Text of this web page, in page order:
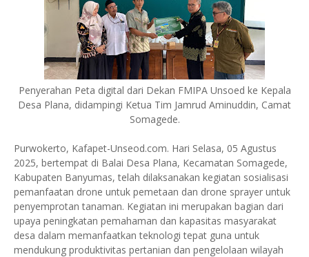
Penyerahan Peta digital dari Dekan FMIPA Unsoed ke Kepala
Desa Plana, didampingi Ketua Tim Jamrud Aminuddin, Camat
Somagede.
Purwokerto, Kafapet-Unseod.com. Hari Selasa, 05 Agustus
2025, bertempat di Balai Desa Plana, Kecamatan Somagede,
Kabupaten Banyumas, telah dilaksanakan kegiatan sosialisasi
pemanfaatan drone untuk pemetaan dan drone sprayer untuk
penyemprotan tanaman. Kegiatan ini merupakan bagian dari
upaya peningkatan pemahaman dan kapasitas masyarakat
desa dalam memanfaatkan teknologi tepat guna untuk
mendukung produktivitas pertanian dan pengelolaan wilayah